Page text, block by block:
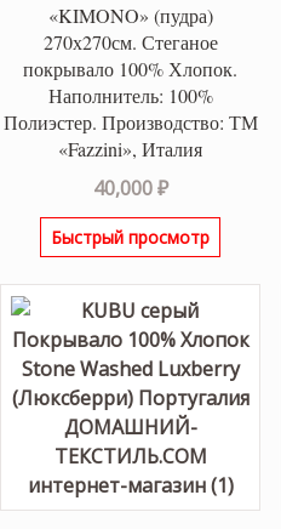
«KIMONO» (пудра)
270х270см. Стеганое
покрывало 100% Хлопок.
Наполнитель: 100%
Полиэстер. Производство: ТМ
«Fazzini», Италия
40,000₽
Быстрый просмотр